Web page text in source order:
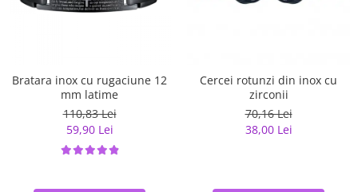
Bratara inox cu rugaciune 12
mm latime
110,83 Lei
59,90 Lei
Cercei rotunzi din inox cu
zirconii
70,16 Lei
38,00 Lei